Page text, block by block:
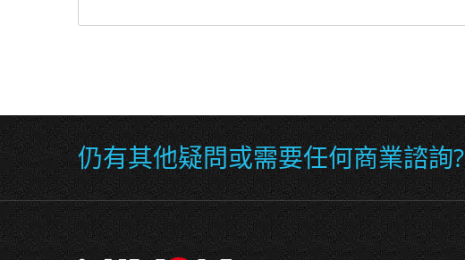
仍有其他疑問或需要任何商業諮詢?